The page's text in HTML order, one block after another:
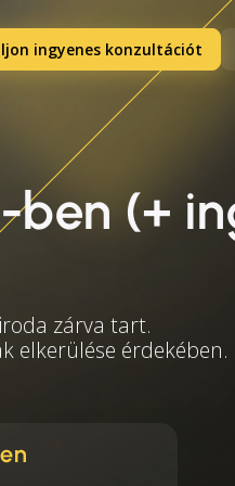
ingyenes konzultációt
(+
zárva tart.
elkerülése érdekében.